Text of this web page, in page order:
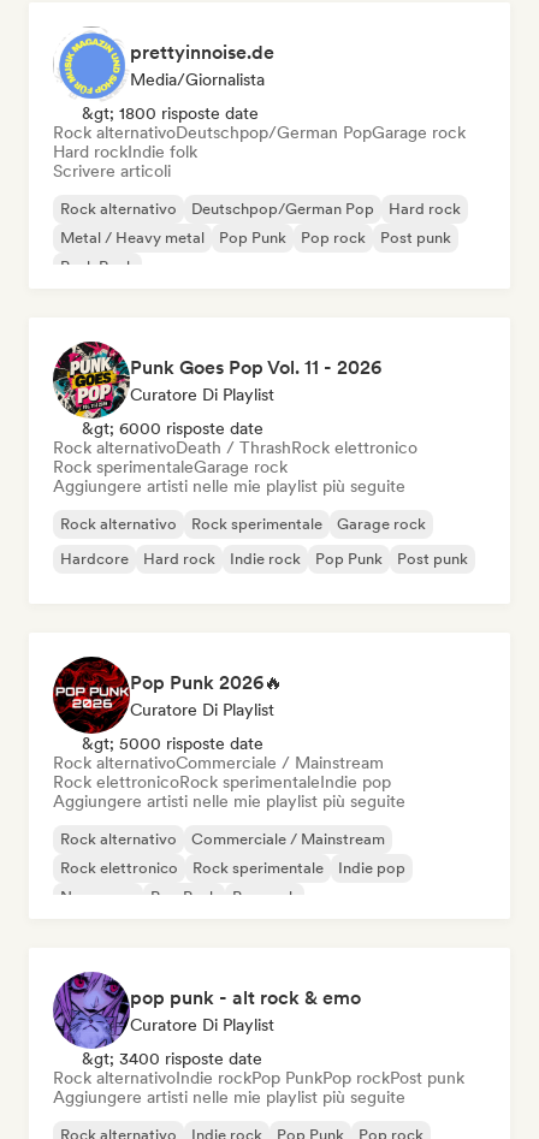
prettyinnoise.de
Media/Giornalista
&gt; 1800 risposte date
Rock alternativoDeutschpop/German PopGarage rock
Hard rockIndie folk
Scrivere articoli
Rock alternativo Deutschpop/German Pop
Hard rock
Metal / Heavy metal
Pop Punk Pop rock
Post punk
Punk Rock
Punk Goes Pop Vol. 11 - 2026
Curatore Di Playlist
&gt; 6000 risposte date
Rock alternativoDeath / ThrashRock elettronico
Rock sperimentaleGarage rock
Aggiungere artisti nelle mie playlist più seguite
Rock alternativo Rock sperimentale
Garage rock
Hardcore
Hard rock Indie rock Pop Punk Post punk
Pop Punk 2026🔥
Curatore Di Playlist
&gt; 5000 risposte date
Rock alternativoCommerciale / Mainstream
Rock elettronicoRock sperimentaleIndie pop
Aggiungere artisti nelle mie playlist più seguite
Rock alternativo
Commerciale / Mainstream
Rock elettronico
Rock sperimentale
Indie pop
New wave
Pop Punk Pop rock
pop punk - alt rock & emo
Curatore Di Playlist
&gt; 3400 risposte date
Rock alternativoIndie rockPop PunkPop rockPost punk
Aggiungere artisti nelle mie playlist più seguite
Rock alternativo Indie rock Pop Punk Pop rock